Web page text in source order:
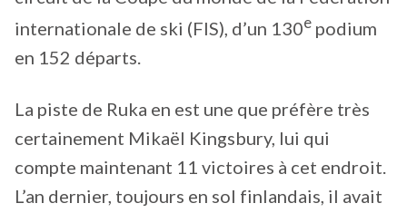
internationale de ski (FIS), d’un 130e podium
en 152 départs.
La piste de Ruka en est une que préfère très
certainement Mikaël Kingsbury, lui qui
compte maintenant 11 victoires à cet endroit.
L’an dernier, toujours en sol finlandais, il avait